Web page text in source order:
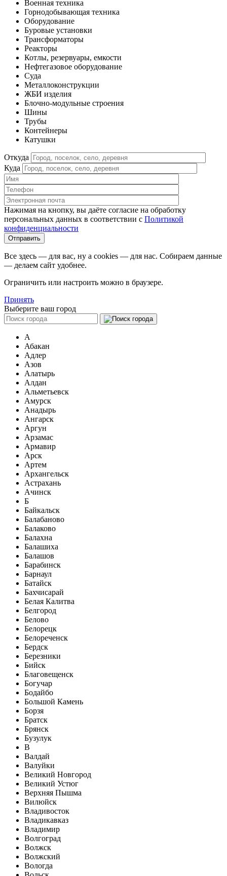
Военная техника
Горнодобывающая техника
Оборудование
Буровые установки
Трансформаторы
Реакторы
Котлы, резервуары, емкости
Нефтегазовое оборудование
Cуда
Металлоконструкции
ЖБИ изделия
Блочно-модульные строения
Шины
Трубы
Контейнеры
Катушки
Откуда
Куда
Нажимая на кнопку, вы даёте согласие на обработку
персональных данных в соответствии c Политикой
конфиденциальности
Все здесь — для вас, ну а cookies — для нас. Собираем данные
— делаем сайт удобнее.
Ограничить или настроить можно в браузере.
Принять
Выберите ваш город
А
Абакан
Адлер
Азов
Алатырь
Алдан
Альметьевск
Амурск
Анадырь
Ангарск
Аргун
Арзамас
Армавир
Арск
Артем
Архангельск
Астрахань
Ачинск
Б
Байкальск
Балабаново
Балаково
Балахна
Балашиха
Балашов
Барабинск
Барнаул
Батайск
Бахчисарай
Белая Калитва
Белгород
Белово
Белорецк
Белореченск
Бердск
Березники
Бийск
Благовещенск
Богучар
Бодайбо
Большой Камень
Борзя
Братск
Брянск
Бузулук
В
Валдай
Валуйки
Великий Новгород
Великий Устюг
Верхняя Пышма
Вилюйск
Владивосток
Владикавказ
Владимир
Волгоград
Волжск
Волжский
Вологда